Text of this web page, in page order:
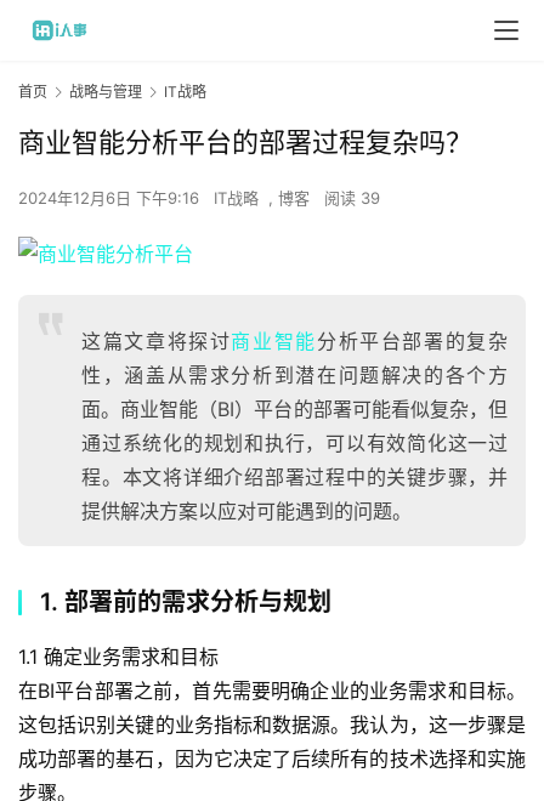
首页 战略与管理 IT战略
商业智能分析平台的部署过程复杂吗？
2024年12月6日 下午9:16 IT战略 , 博客 阅读 39
这篇文章将探讨商业智能分析平台部署的复杂
性，涵盖从需求分析到潜在问题解决的各个方
面。商业智能（BI）平台的部署可能看似复杂，但
通过系统化的规划和执行，可以有效简化这一过
程。本文将详细介绍部署过程中的关键步骤，并
提供解决方案以应对可能遇到的问题。
1. 部署前的需求分析与规划
1.1 确定业务需求和目标
在BI平台部署之前，首先需要明确企业的业务需求和目标。
这包括识别关键的业务指标和数据源。我认为，这一步骤是
成功部署的基石，因为它决定了后续所有的技术选择和实施
步骤。